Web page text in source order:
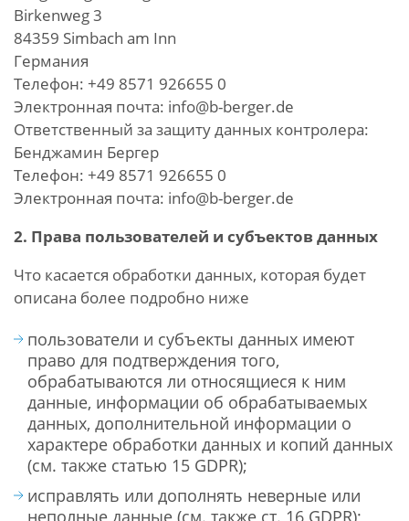
Birkenweg 3
84359 Simbach am Inn
Германия
Телефон: +49 8571 926655 0
Электронная почта: info@b-berger.de
Ответственный за защиту данных контролера:
Бенджамин Бергер
Телефон: +49 8571 926655 0
Электронная почта: info@b-berger.de
2. Права пользователей и субъектов данных
Что касается обработки данных, которая будет
описана более подробно ниже
пользователи и субъекты данных имеют
право для подтверждения того,
обрабатываются ли относящиеся к ним
данные, информации об обрабатываемых
данных, дополнительной информации о
характере обработки данных и копий данных
(см. также статью 15 GDPR);
исправлять или дополнять неверные или
неполные данные (см. также ст. 16 GDPR);